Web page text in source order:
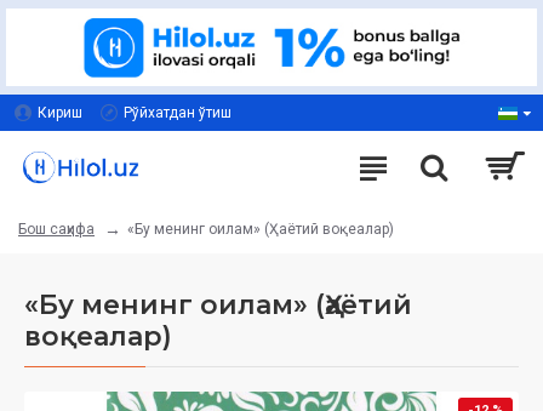
Кириш Рўйхатдан ўтиш
Бош саҳифа «Бу менинг оилам» (Ҳаётий воқеалар)
«Бу менинг оилам» (Ҳаётий
воқеалар)